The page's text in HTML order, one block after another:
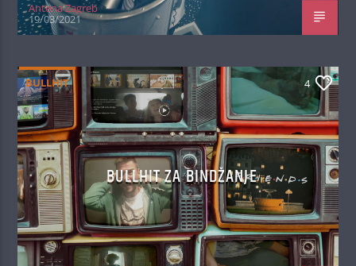
Antena Zagreb
19/03/2021
BULLHIT 4
BULLHIT ZA BINDŽANJE